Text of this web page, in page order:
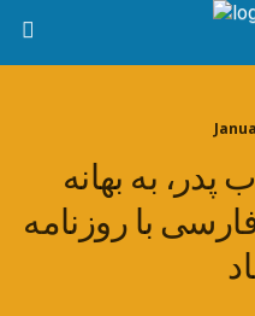
پدر، به بهانه
با روزنامه